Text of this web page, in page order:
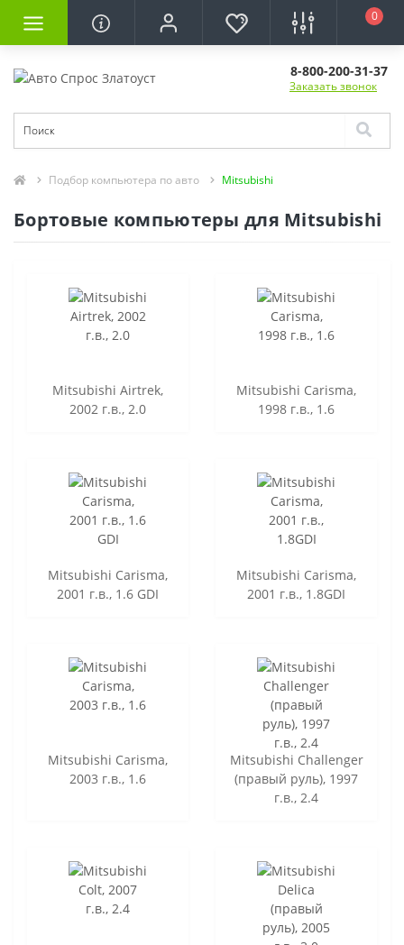
0
8-800-200-31-37
Заказать звонок
Подбор компьютера по авто Mitsubishi
Бортовые компьютеры для Mitsubishi
Mitsubishi Airtrek,
2002 г.в., 2.0
Mitsubishi Carisma,
1998 г.в., 1.6
Mitsubishi Carisma,
2001 г.в., 1.6 GDI
Mitsubishi Carisma,
2001 г.в., 1.8GDI
Mitsubishi Carisma,
2003 г.в., 1.6
Mitsubishi Challenger
(правый руль), 1997
г.в., 2.4